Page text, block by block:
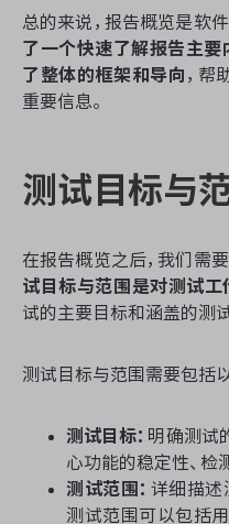
总的来说，报告概览是软
了一个快速了解报告主要
了整体的框架和导向 ，帮
重要信息。
测试目标与
在报告概览之后，我们需
试目标与范围是对测试
试的主要目标和涵盖的测试
测试目标与范围需要包括以
测试目标： 明确测试
心功能的稳定性、检
测试范围： 详细描述
测试范围可以包括